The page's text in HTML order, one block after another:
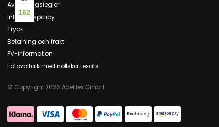
Avbokningsregler
Integritetspolicy
Tryck
Betalning och frakt
PV-information
Fotovoltaik med nollskattesats
© Copyright 2026 AceFlex GmbH
162